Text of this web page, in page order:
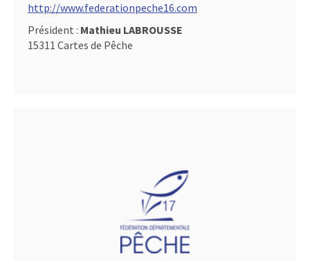
http://www.federationpeche16.com
Président : Mathieu LABROUSSE
15311 Cartes de Pêche